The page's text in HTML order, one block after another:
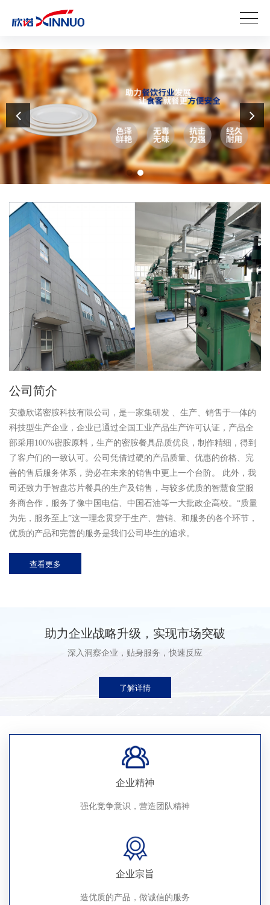
公司简介
安徽欣诺密胺科技有限公司，是一家集研发 、生产、销售于一体的
科技型生产企业，企业已通过全国工业产品生产许可认证，产品全
部采用100%密胺原料，生产的密胺餐具品质优良，制作精细，得到
了客户们的一致认可。公司凭借过硬的产品质量、优惠的价格、完
善的售后服务体系，势必在未来的销售中更上一个台阶。 此外，我
司还致力于智盘芯片餐具的生产及销售，与较多优质的智慧食堂服
务商合作，服务了像中国电信、中国石油等一大批政企高校。“质量
为先，服务至上”这一理念贯穿于生产、营销、和服务的各个环节，
优质的产品和完善的服务是我们公司毕生的追求。
查看更多
助力企业战略升级，实现市场突破
深入洞察企业，贴身服务，快速反应
了解详情
企业精神
强化竞争意识，营造团队精神
企业宗旨
造优质的产品，做诚信的服务